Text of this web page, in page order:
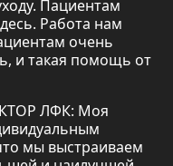
Пациентам
Работа нам
очень
и такая помощь от
ЛФК: Моя
мы выстраиваем